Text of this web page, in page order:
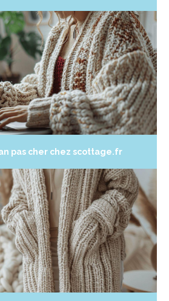
pas cher chez scottage.fr